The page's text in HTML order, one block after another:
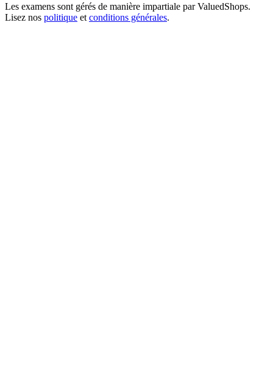
Les examens sont gérés de manière impartiale parValuedShops.
Lisez nos politique et conditions générales.